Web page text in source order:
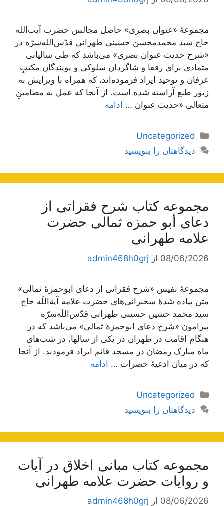
مجموعۀ «عنوان بصری» حاصل مجالس حضرت آیت‌الله
حاج سید محمدمحسن حسینی طهرانی قدّس‌الله‌سرّه در
«شرح حدیث عنوان بصری» می‌باشد که طی سالیانی
متمادی برای رفقا و شاگردان سلوکی و پویندگان مکتبِ
عرفان و توحید ایراد فرموده‌اند، که همراه با ویرایش به
زیور طبع آراسته شده است. از آنجا که عمل به مضامینِ
متعالی «حدیث عنوان … ادامه
دسته‌ها
Uncategorized
دیدگاهتان را بنویسید
مجموعه کتاب شرح فقراتی از
دعای أبو حمزه ثمالی حضرت
علامه طهرانی
08/06/2026 از admin468h0grj
مجموعۀ نفیس «شرح فقراتی از دعای ابوحمزۀ ثمالی»
متن پیاده شدۀ سخنرانی‌های حضرت علامه آیة‌اللَه حاج
سید محمد حسین حسینی طهرانی قدّس‌اللَه‌سرّه
پیرامون «شرح دعای ابوحمزۀ ثمالی» می‌باشد که در
هنگام اقامت در طهران در یکی از سالها، در شب‌های
ماه مبارک رمضان در مسجد قائم ایراد فرمودند. از آنجا
که در میان ادعیۀ حضرات … ادامه
دسته‌ها
Uncategorized
دیدگاهتان را بنویسید
مجموعه کتاب مبانی اخلاق در آیات
و روایات حضرت علامه طهرانی
08/06/2026 از admin468h0grj